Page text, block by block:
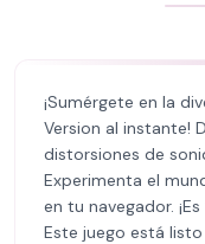
¡Sumérgete en la
Version al instante!
distorsiones de
Experimenta el
en tu navegador.
Este juego está